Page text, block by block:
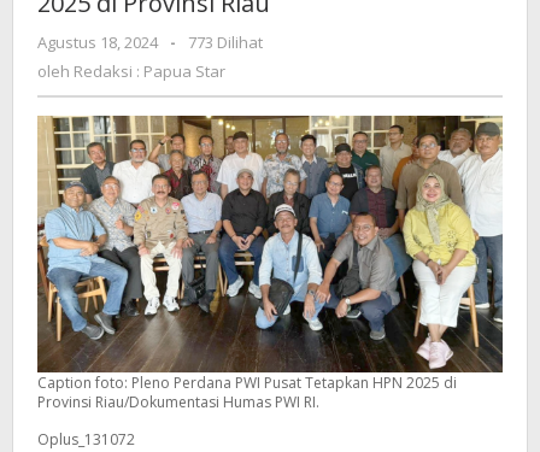
Tetapkan
HPN
Riau
Agustus 18, 2024
oleh
Redaksi
Star
-
773 Dilihat
oleh Redaksi : Papua Star
Caption foto: Pleno Perdana PWI Pusat Tetapkan HPN 2025 di
Provinsi Riau/Dokumentasi Humas PWI RI.
Oplus_131072